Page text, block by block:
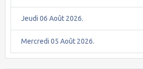
Jeudi 06 Août 2026.
Mercredi 05 Août 2026.